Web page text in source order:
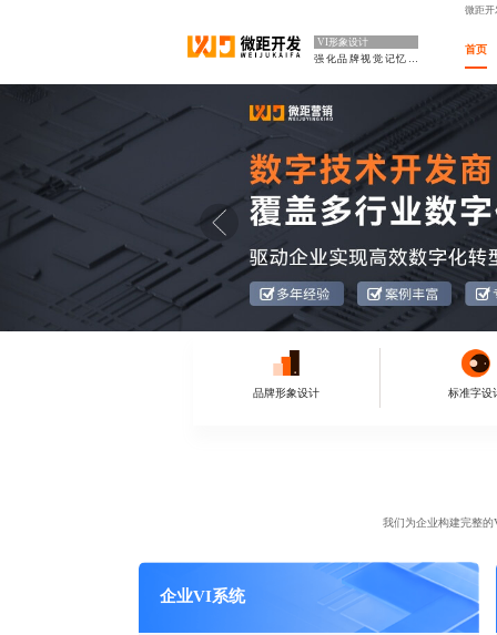
微距开
VI形象设计
强化品牌视觉记忆点
首页
品牌形象设计 标准字设
我们为企业构建完整
企业VI系统